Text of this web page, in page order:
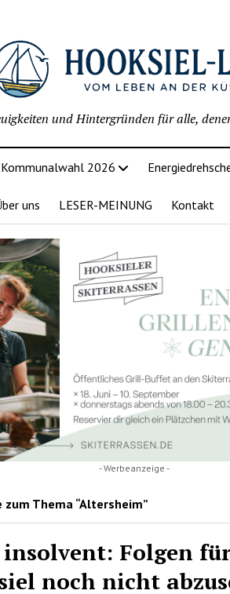
und Hintergründen für alle,
Kommunalwahl 2026
uns LESER-MEINUNG Kontakt
- Werbeanzeige -
Thema “Altersheim”
Folgen
noch nicht